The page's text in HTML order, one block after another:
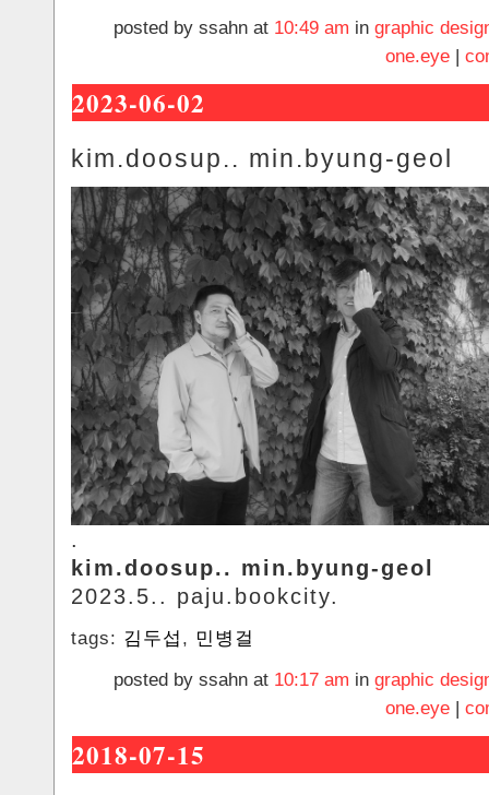
posted by ssahn at 10:49 am in graphic
one.eye |
2023-06-02
kim.doosup.. min.byung-geol
.
kim.doosup.. min.byung-geol
2023.5.. paju.bookcity.
tags: 김두섭 , 민병걸
posted by ssahn at 10:17 am in graphic
one.eye
2018-07-15